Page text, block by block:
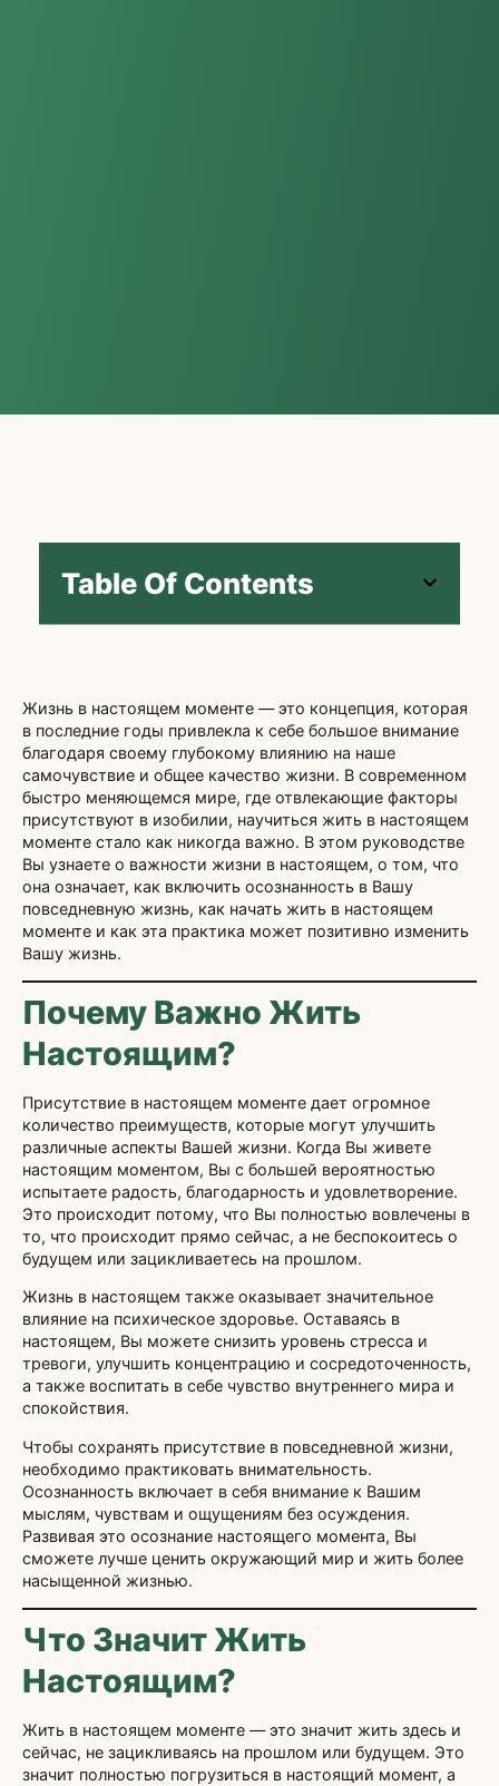
Table Of Contents
Жизнь в настоящем моменте — это концепция, которая
в последние годы привлекла к себе большое внимание
благодаря своему глубокому влиянию на наше
самочувствие и общее качество жизни. В современном
быстро меняющемся мире, где отвлекающие факторы
присутствуют в изобилии, научиться жить в настоящем
моменте стало как никогда важно. В этом руководстве
Вы узнаете о важности жизни в настоящем, о том, что
она означает, как включить осознанность в Вашу
повседневную жизнь, как начать жить в настоящем
моменте и как эта практика может позитивно изменить
Вашу жизнь.
Почему Важно Жить
Настоящим?
Присутствие в настоящем моменте дает огромное
количество преимуществ, которые могут улучшить
различные аспекты Вашей жизни. Когда Вы живете
настоящим моментом, Вы с большей вероятностью
испытаете радость, благодарность и удовлетворение.
Это происходит потому, что Вы полностью вовлечены в
то, что происходит прямо сейчас, а не беспокоитесь о
будущем или зацикливаетесь на прошлом.
Жизнь в настоящем также оказывает значительное
влияние на психическое здоровье. Оставаясь в
настоящем, Вы можете снизить уровень стресса и
тревоги, улучшить концентрацию и сосредоточенность,
а также воспитать в себе чувство внутреннего мира и
спокойствия.
Чтобы сохранять присутствие в повседневной жизни,
необходимо практиковать внимательность.
Осознанность включает в себя внимание к Вашим
мыслям, чувствам и ощущениям без осуждения.
Развивая это осознание настоящего момента, Вы
сможете лучше ценить окружающий мир и жить более
насыщенной жизнью.
Что Значит Жить
Настоящим?
Жить в настоящем моменте — это значит жить здесь и
сейчас, не зацикливаясь на прошлом или будущем. Это
значит полностью погрузиться в настоящий момент, а